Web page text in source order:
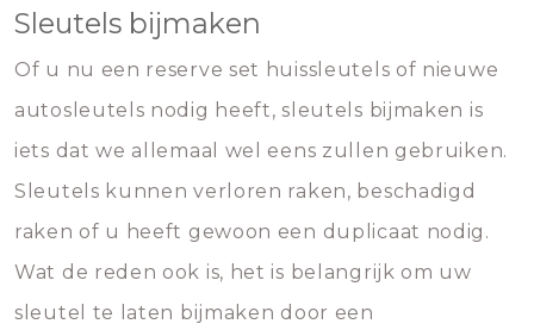
Sleutels bijmaken
Of u nu een reserve set huissleutels of nieuwe
autosleutels nodig heeft, sleutels bijmaken is
iets dat we allemaal wel eens zullen gebruiken.
Sleutels kunnen verloren raken, beschadigd
raken of u heeft gewoon een duplicaat nodig.
Wat de reden ook is, het is belangrijk om uw
sleutel te laten bijmaken door een